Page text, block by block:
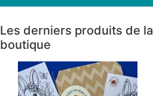
Les derniers produits de la
boutique